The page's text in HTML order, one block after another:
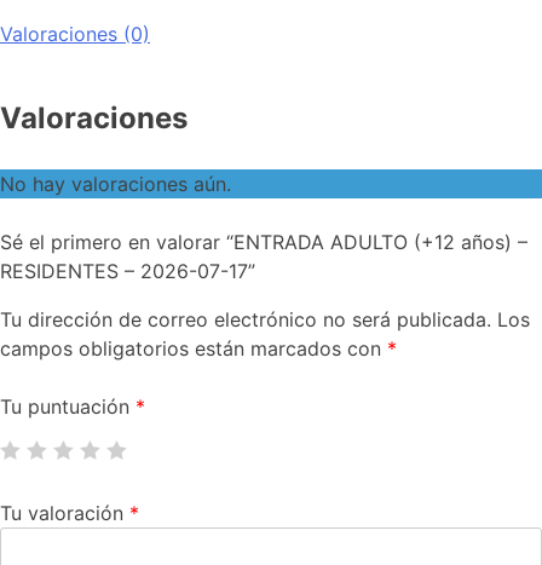
Valoraciones (0)
Valoraciones
No hay valoraciones aún.
Sé el primero en valorar “ENTRADA ADULTO (+12 años) –
RESIDENTES – 2026-07-17”
Tu dirección de correo electrónico no será publicada. Los
campos obligatorios están marcados con *
Tu puntuación *
Tu valoración *